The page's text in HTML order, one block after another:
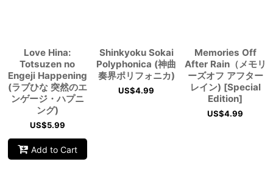
Love Hina:
Totsuzen no
Engeji Happening
(ラブひな 突然のエ
ンゲージ・ハプニ
ング)
US$5.99
Add to Cart
Shinkyoku Sokai
Polyphonica (神曲
奏界ポリフォニカ)
US$4.99
Memories Off
After Rain（メモリ
ーズオフ アフター
レイン) [Special
Edition]
US$4.99